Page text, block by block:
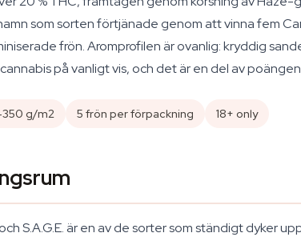
som sorten förtjänade genom att vinna fem
frön. Aromprofilen är ovanlig: kryddig
på vanligt vis, och det är en del av
g/m2 5 frön per förpackning 18+ only
S.A.G.E. är en av de sorter som ständigt dyker